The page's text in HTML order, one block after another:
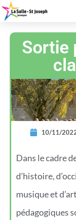
Sortie
10/11/
Dans le cadre
d’histoire,
musique et
pédagogiques